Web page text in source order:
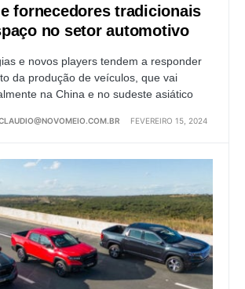
fornecedores tradicionais
no setor automotivo
e novos players tendem a responder
da produção de veículos, que vai
na China e no sudeste asiático
FEVEREIRO 15, 2024